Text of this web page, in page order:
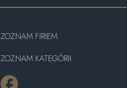
ZOZNAM FIRIEM
ZOZNAM KATEGÓRII